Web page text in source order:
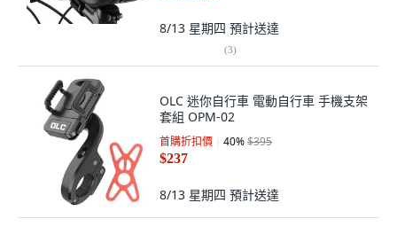
8/13 星期四 預計送達
(3)
OLC 迷你自行車 電動自行車 手機支架
套組 OPM-02
首購折扣價 40%$395
$237
8/13 星期四 預計送達